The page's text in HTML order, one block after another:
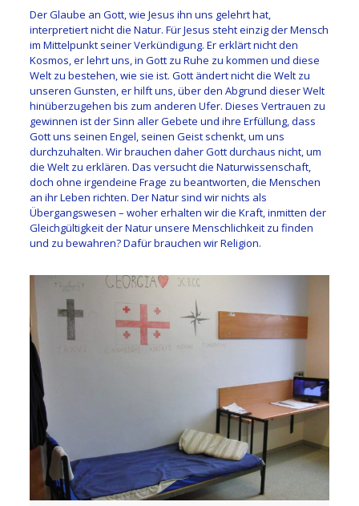
Der Glaube an Gott, wie Jesus ihn uns gelehrt hat,
interpretiert nicht die Natur. Für Jesus steht einzig der Mensch
im Mittelpunkt seiner Verkündigung. Er erklärt nicht den
Kosmos, er lehrt uns, in Gott zu Ruhe zu kommen und diese
Welt zu bestehen, wie sie ist. Gott ändert nicht die Welt zu
unseren Gunsten, er hilft uns, über den Abgrund dieser Welt
hinüberzugehen bis zum anderen Ufer. Dieses Vertrauen zu
gewinnen ist der Sinn aller Gebete und ihre Erfüllung, dass
Gott uns seinen Engel, seinen Geist schenkt, um uns
durchzuhalten. Wir brauchen daher Gott durchaus nicht, um
die Welt zu erklären. Das versucht die Naturwissenschaft,
doch ohne irgendeine Frage zu beantworten, die Menschen
an ihr Leben richten. Der Natur sind wir nichts als
Übergangswesen – woher erhalten wir die Kraft, inmitten der
Gleichgültigkeit der Natur unsere Menschlichkeit zu finden
und zu bewahren? Dafür brauchen wir Religion.